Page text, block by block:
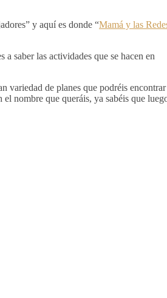
y aquí es donde “Mamá y las
saber las actividades que se hacen en
variedad de planes que podréis encontrar
nombre que queráis, ya sabéis que